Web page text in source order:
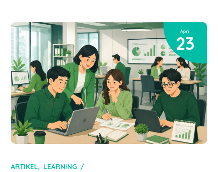
April
23
ARTIKEL
LEARNING